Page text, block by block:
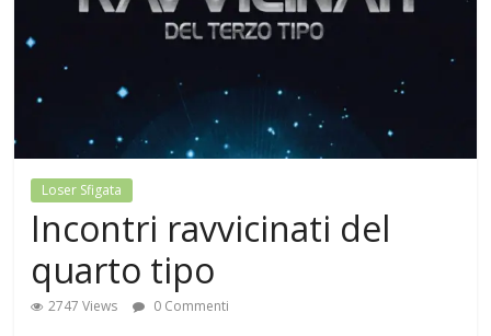
Loser Sfigata
Incontri ravvicinati del
quarto tipo
2747 Views 0 Commenti